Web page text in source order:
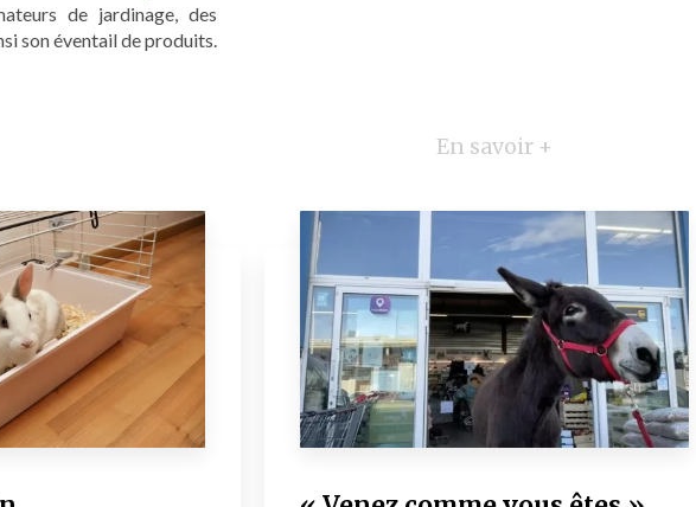
de jardinage, des
son éventail de produits.
En savoir +